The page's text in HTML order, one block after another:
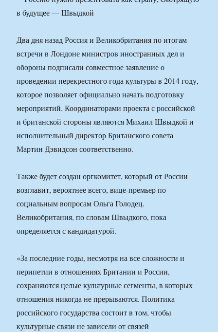
Два дня назад Россия и Великобритания по итогам
встречи в Лондоне министров иностранных дел и
обороны подписали совместное заявление о
проведении перекрестного года культуры в 2014 году,
которое позволяет официально начать подготовку
мероприятий. Координаторами проекта с российской
и британской стороны являются Михаил Швыдкой и
исполнительный директор Британского совета
Мартин Дэвидсон соответственно.
Также будет создан оргкомитет, который от России
возглавит, вероятнее всего, вице-премьер по
социальным вопросам Ольга Голодец.
Великобритания, по словам Швыдкого, пока
определяется с кандидатурой.
«За последние годы, несмотря на все сложности и
перипетии в отношениях Британии и России,
сохраняются целые культурные сегменты, в которых
отношения никогда не прерываются. Политика
российского государства состоит в том, чтобы
культурные связи не зависели от связей